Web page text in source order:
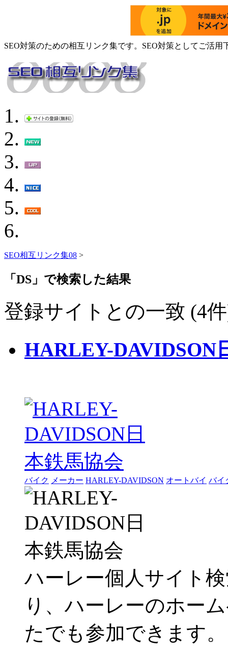
SEO対策のための相互リンク集です。SEO対策としてご活用
SEO相互リンク集08 >
「DS」で検索した結果
登録サイトとの一致 (4
HARLEY-DAVIDSON
バイク メーカー HARLEY-DAVIDSON オートバイ バイ
ハーレー個人サイト
り、ハーレーのホー
たでも参加できます